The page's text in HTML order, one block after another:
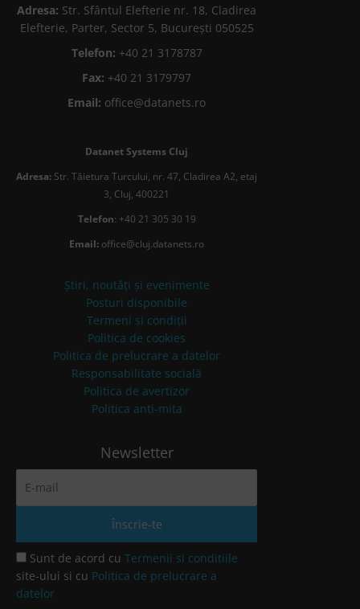
Adresa: Str. Sfântul Elefterie nr. 18, Cladirea
Elefterie, Parter, Sector 5, București 050525
Telefon: +40 21 3178787
Fax: +40 21 3179797
Email: office@datanets.ro
Datanet Systems Cluj
Adresa: Str. Tăietura Turcului, nr. 47, Cladirea A2, etaj
3, Cluj, 400221
Telefon: +40 21 305 30 19
Email: office@cluj.datanets.ro
Știri, noutăți și evenimente
Posturi disponibile
Termeni și condiții
Politica de cookies
Politica de prelucrare a datelor
Responsabilitate socială
Politica de avertizor
Politica anti-mita
Newsletter
Sunt de acord cu Termenii si conditiile
site-ului si cu Politica de prelucrare a
datelor